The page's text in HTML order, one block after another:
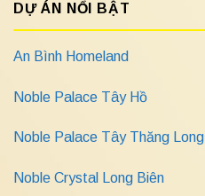
DỰ ÁN NỔI BẬT
An Bình Homeland
Noble Palace Tây Hồ
Noble Palace Tây Thăng Long
Noble Crystal Long Biên